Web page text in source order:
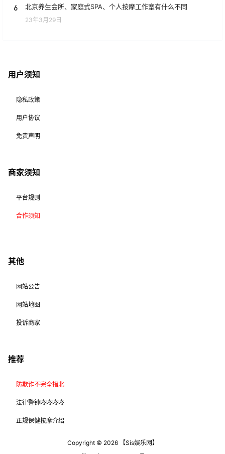
6 北京养生会所、家庭式SPA、个人按摩工作室有什么不同
23年3月29日
用户须知
隐私政策
用户协议
免责声明
商家须知
平台规则
合作须知
其他
网站公告
网站地图
投诉商家
推荐
防欺诈不完全指北
法律警钟咚咚咚咚
正规保健按摩介绍
Copyright © 2026【Sis娱乐网】